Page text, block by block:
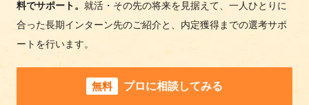
料でサポート。 就活・その先の将来を見据えて、一人ひとりに
合った長期インターン先のご紹介と、内定獲得までの選考サポ
ートを行います。
無料 プロに相談してみる